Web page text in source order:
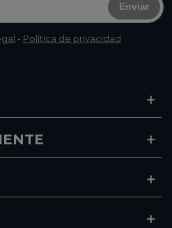
Enviar
- Política de privacidad